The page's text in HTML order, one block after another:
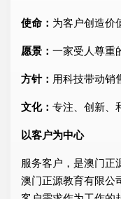
使命： 为客户创造价
愿景： 一家受人尊重
方针： 用科技带动销
文化： 专注、创新、
以客户为中心
服务客户，是澳门正
澳门正源教育有限公